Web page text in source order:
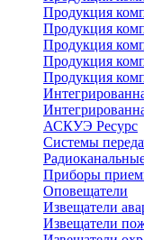
Продукция
Продукция
Продукция
Продукция
Продукция
АСКУЭ Ресурс
Системы
Приборы
Оповещатели
Извещатели
Извещатели